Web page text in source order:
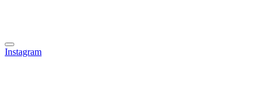
Instagram